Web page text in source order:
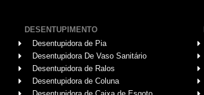
DESENTUPIMENTO
Desentupidora de Pia
Desentupidora De Vaso Sanitário
Desentupidora de Ralos
Desentupidora de Coluna